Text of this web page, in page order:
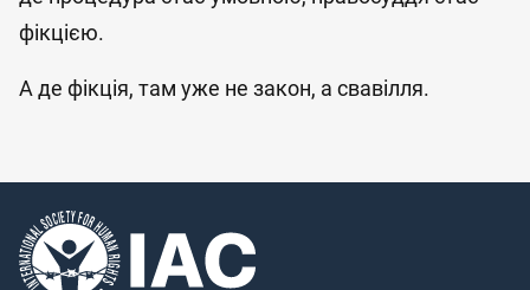
фікцією.
А де фікція, там уже не закон, а свавілля.